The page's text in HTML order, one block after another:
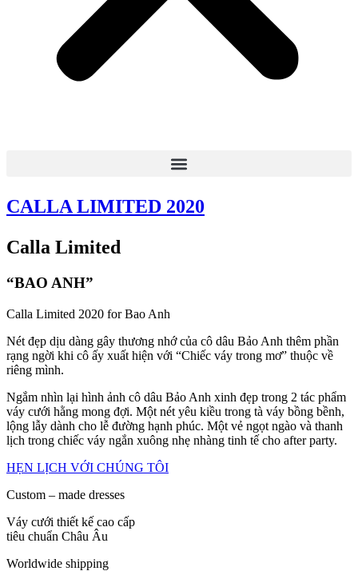
CALLA LIMITED 2020
Calla Limited
“BAO ANH”
Calla Limited 2020 for Bao Anh
Nét đẹp dịu dàng gây thương nhớ của cô dâu Bảo Anh thêm phần
rạng ngời khi cô ấy xuất hiện với “Chiếc váy trong mơ” thuộc về
riêng mình.
Ngắm nhìn lại hình ảnh cô dâu Bảo Anh xinh đẹp trong 2 tác phẩm
váy cưới hằng mong đợi. Một nét yêu kiều trong tà váy bồng bềnh,
lộng lẫy dành cho lễ đường hạnh phúc. Một vẻ ngọt ngào và thanh
lịch trong chiếc váy ngắn xuông nhẹ nhàng tinh tế cho after party.
HẸN LỊCH VỚI CHÚNG TÔI
Custom – made dresses
Váy cưới thiết kế cao cấp
tiêu chuẩn Châu Âu
Worldwide shipping